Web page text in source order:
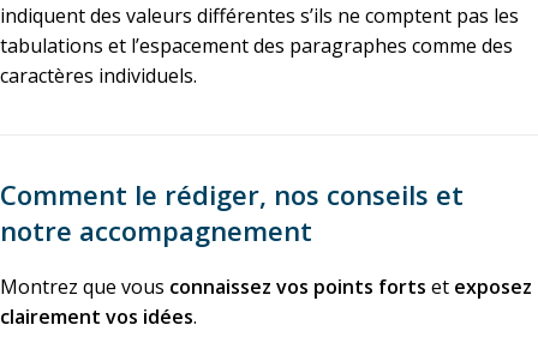
indiquent des valeurs différentes s’ils ne comptent pas les
tabulations et l’espacement des paragraphes comme des
caractères individuels.
Comment le rédiger, nos conseils et
notre accompagnement
Montrez que vous connaissez vos points forts et exposez
clairement vos idées.